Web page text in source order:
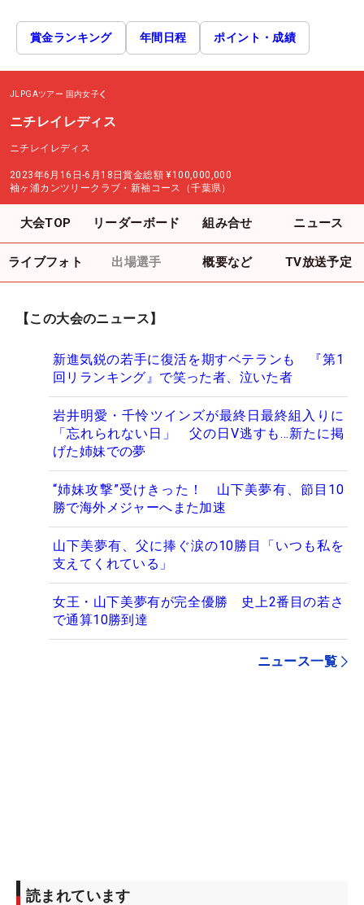
賞金ランキング 年間日程 ポイント・成績
JLPGAツアー 国内女子
ニチレイレディス
ニチレイレディス
2023年6月16日-6月18日賞金総額 ¥100,000,000
袖ヶ浦カンツリークラブ・新袖コース（千葉県）
大会TOP リーダーボード 組み合せ ニュース
ライブフォト 出場選手 概要など TV放送予定
【この大会のニュース】
新進気鋭の若手に復活を期すベテランも 『第1
回リランキング』で笑った者、泣いた者
岩井明愛・千怜ツインズが最終日最終組入りに
「忘れられない日」 父の日V逃すも…新たに掲
げた姉妹での夢
“姉妹攻撃”受けきった！ 山下美夢有、節目10
勝で海外メジャーへまた加速
山下美夢有、父に捧ぐ涙の10勝目「いつも私を
支えてくれている」
女王・山下美夢有が完全優勝 史上2番目の若さ
で通算10勝到達
ニュース一覧
読まれています